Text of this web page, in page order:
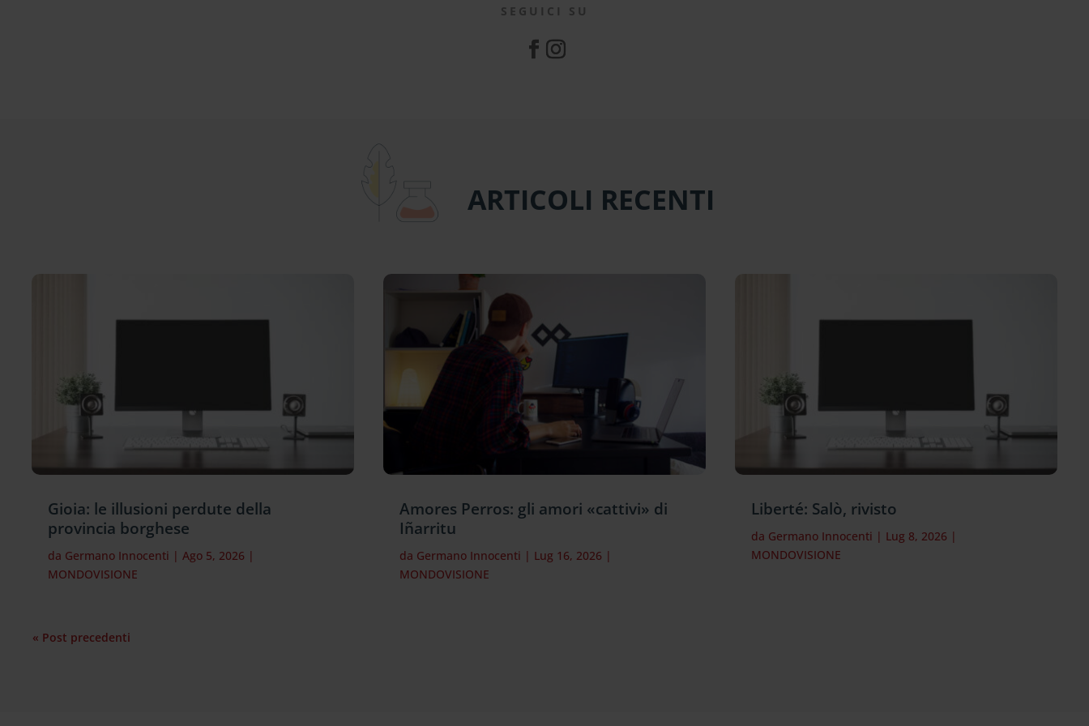
SEGUICI SU
ARTICOLI RECENTI
Gioia: le illusioni perdute della
provincia borghese
da Germano Innocenti |Ago 5, 2026 |
MONDOVISIONE
Amores Perros: gli amori «cattivi» di
Iñarritu
da Germano Innocenti | Lug 16, 2026 |
MONDOVISIONE
Liberté: Salò, rivisto
da Germano Innocenti | Lug 8, 2026 |
MONDOVISIONE
« Post precedenti